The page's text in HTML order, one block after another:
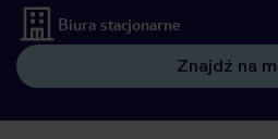
Biura stacjonarne
Znajdź na